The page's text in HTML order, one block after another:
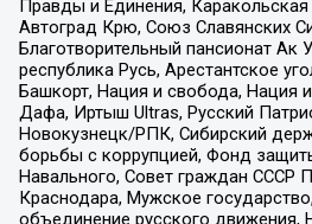
Правды и Единения, Каракольская
Автоград Крю, Союз Славянских
Благотворительный пансионат Ак
республика Русь, Арестантское
Башкорт, Нация и свобода, Нация
Дафа, Иртыш Ultras, Русский
Новокузнецк/РПК, Сибирский
борьбы с коррупцией, Фонд
Навального, Совет граждан СССР
Краснодара, Мужское
объединение русского движения,